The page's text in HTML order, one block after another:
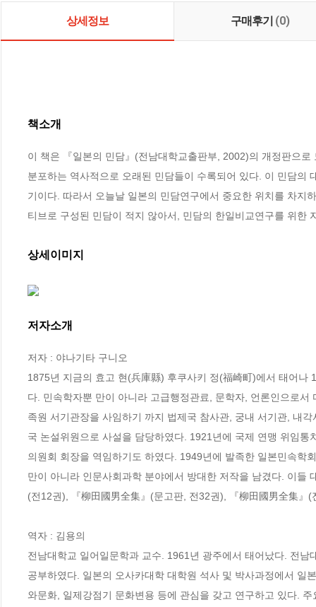
상세정보 구매후기 (0)
책소개
이 책은 『일본의 민담』(전남대학교출판부, 2002)의 개정판으
분포하는 역사적으로 오래된 민담들이 수록되어 있다. 이 민담의
기이다. 따라서 오늘날 일본의 민담연구에서 중요한 위치를 차지
티브로 구성된 민담이 적지 않아서, 민담의 한일비교연구를 위한
상세이미지
저자소개
저자 : 야나기타 구니오
1875년 지금의 효고 현(兵庫縣) 후쿠사키 정(福崎町)에서 태어
다. 민속학자뿐 만이 아니라 고급행정관료, 문학자, 언론인으로
족원 서기관장을 사임하기 까지 법제국 참사관, 궁내 서기관, 내
국 논설위원으로 사설을 담당하였다. 1921년에 국제 연맹 위임
의원회 회장을 역임하기도 하였다. 1949년에 발족한 일본민속학
만이 아니라 인문사회과학 분야에서 방대한 저작을 남겼다. 이
(전12권), 『柳田國男全集』(문고판, 전32권), 『柳田國男全集』
역자 : 김용의
전남대학교 일어일문학과 교수. 1961년 광주에서 태어났다. 전
공부하였다. 일본의 오사카대학 대학원 석사 및 박사과정에서 일
와문화, 일제강점기 문화변용 등에 관심을 갖고 연구하고 있다.